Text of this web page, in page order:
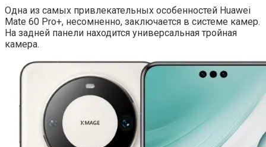
Одна из самых привлекательных особенностей Huawei
Mate 60 Pro+, несомненно, заключается в системе камер.
На задней панели находится универсальная тройная
камера.